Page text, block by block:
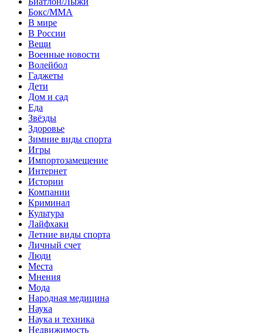
Бокс/MMA
В мире
В России
Вещи
Военные новости
Волейбол
Гаджеты
Дети
Дом и сад
Еда
Звёзды
Здоровье
Зимние виды спорта
Игры
Импортозамещение
Интернет
Истории
Компании
Криминал
Культура
Лайфхаки
Летние виды спорта
Личный счет
Люди
Места
Мнения
Мода
Народная медицина
Наука
Наука и техника
Недвижимость